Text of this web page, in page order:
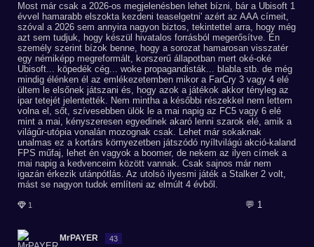
Most már csak a 2026-os megjelenésben lehet bízni, bár a Ubisoft 1
évvel hamarabb elszokta kezdeni teaselgetni' azért az AAA címeit,
szóval a 2026 sem annyira nagyon biztos, tekintettel arra, hogy még
azt sem tudjuk, hogy készül hivatalos forrásból megerősítve. Én
személy szerint bízok benne, hogy a sorozat hamarosan visszatér
egy némiképp megreformált, korszerű állapotban mert oké-oké
Ubisoft... köpedék cég... woke propagandisták... blabla stb. de még
mindig élénken él az emlékezetemben mikor a FarCry 3 vagy 4 elé
ültem le elsőnek játszani és, hogy azok a játékok akkor tényleg az
ipar tetejét jelentették. Nem mintha a későbbi részekkel nem lettem
volna el, sőt, szívesebben ülök le a mai napig az FC5 vagy 6 elé
mint a mai, kényszeresen egyedinek akaró lenni szarok elé, amik a
világűr-utópia vonalán mozognak csak. Lehet már sokaknak
unalmas ez a kortárs környezetben játszódó nyíltvilágú akció-kaland
FPS műfaj, lehet én vagyok a boomer, de nekem az ilyen címek a
mai napig a kedvenceim között vannak. Csak sajnos már nem
igazán érkezik utánpótlás. Az utolsó ilyesmi játék a Stalker 2 volt,
mást se nagyon tudok említeni az elmúlt 4 évből.
1 💬 1
MrPAYER 43